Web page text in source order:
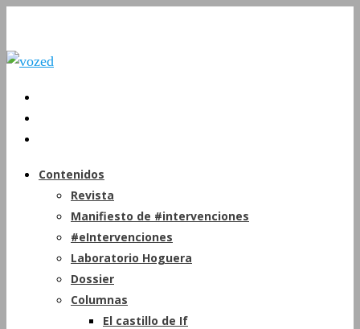
Contenidos
Revista
Manifiesto de #intervenciones
#eIntervenciones
Laboratorio Hoguera
Dossier
Columnas
El castillo de If